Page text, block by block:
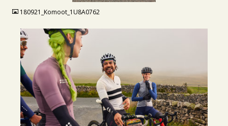
180921_Komoot_1U8A0762